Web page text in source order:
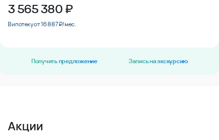
3 565 380₽
В ипотеку от 16 887 ₽/мес.
Получить предложение Запись на экскурсию
Акции